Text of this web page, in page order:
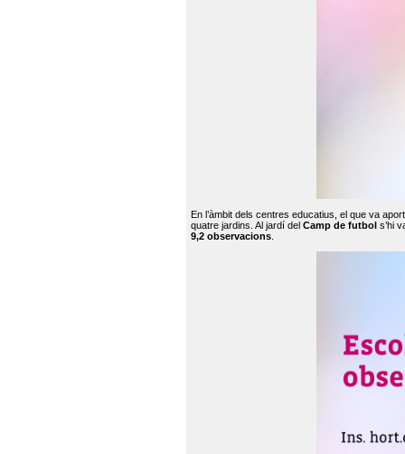
En l’àmbit dels centres educatius, el que va
quatre jardins. Al jardí del Camp de futbol s’hi
9,2 observacions